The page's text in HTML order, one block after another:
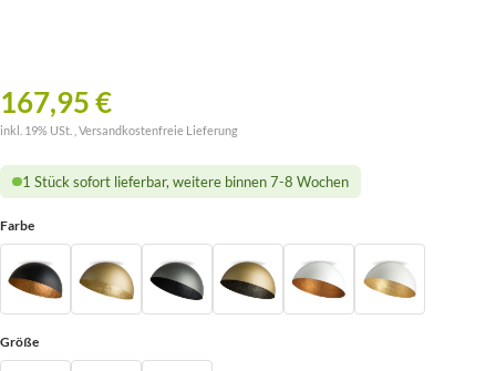
167,95 €
inkl. 19% USt. , Versandkostenfreie Lieferung
1 Stück sofort lieferbar, weitere binnen 7-8 Wochen
Farbe
Größe